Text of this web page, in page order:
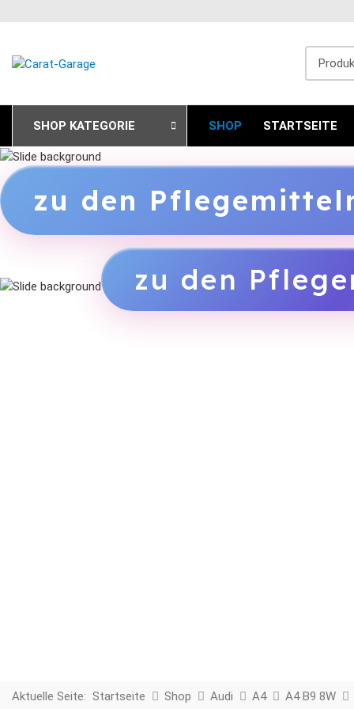
SHOP KATEGORIE SHOP STARTSEITE
zu den
zu den
Aktuelle Seite: Startseite Shop Audi A4 A4 B9 8W